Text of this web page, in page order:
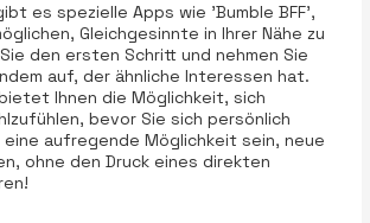
es spezielle Apps wie 'Bumble BFF',
Gleichgesinnte in Ihrer Nähe zu
den ersten Schritt und nehmen Sie
auf, der ähnliche Interessen hat.
Ihnen die Möglichkeit, sich
bevor Sie sich persönlich
aufregende Möglichkeit sein, neue
ohne den Druck eines direkten